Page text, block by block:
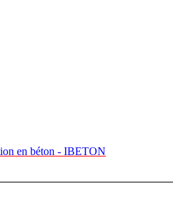
en béton - IBETON